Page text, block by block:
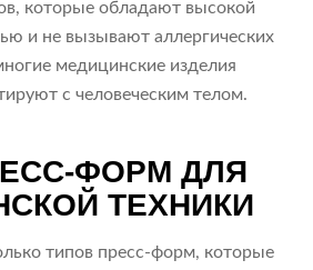
которые обладают высокой
и не вызывают аллергических
медицинские изделия
с человеческим телом.
ФОРМ ДЛЯ
ТЕХНИКИ
типов пресс-форм, которые